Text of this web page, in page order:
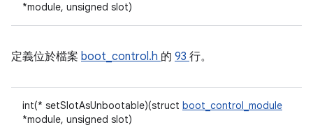
*module, unsigned slot)
定義位於檔案 boot_control.h 的 93 行。
int(* setSlotAsUnbootable)(struct boot_control_module
*module, unsigned slot)